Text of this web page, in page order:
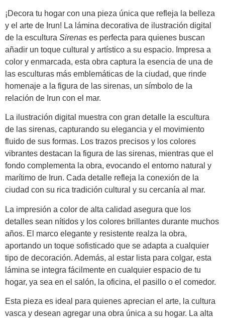
¡Decora tu hogar con una pieza única que refleja la belleza
y el arte de Irun! La lámina decorativa de ilustración digital
de la escultura Sirenas es perfecta para quienes buscan
añadir un toque cultural y artístico a su espacio. Impresa a
color y enmarcada, esta obra captura la esencia de una de
las esculturas más emblemáticas de la ciudad, que rinde
homenaje a la figura de las sirenas, un símbolo de la
relación de Irun con el mar.
La ilustración digital muestra con gran detalle la escultura
de las sirenas, capturando su elegancia y el movimiento
fluido de sus formas. Los trazos precisos y los colores
vibrantes destacan la figura de las sirenas, mientras que el
fondo complementa la obra, evocando el entorno natural y
marítimo de Irun. Cada detalle refleja la conexión de la
ciudad con su rica tradición cultural y su cercanía al mar.
La impresión a color de alta calidad asegura que los
detalles sean nítidos y los colores brillantes durante muchos
años. El marco elegante y resistente realza la obra,
aportando un toque sofisticado que se adapta a cualquier
tipo de decoración. Además, al estar lista para colgar, esta
lámina se integra fácilmente en cualquier espacio de tu
hogar, ya sea en el salón, la oficina, el pasillo o el comedor.
Esta pieza es ideal para quienes aprecian el arte, la cultura
vasca y desean agregar una obra única a su hogar. La alta